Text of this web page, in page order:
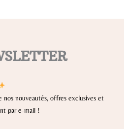
nos nouveautés, offres exclusives et
par e-mail !